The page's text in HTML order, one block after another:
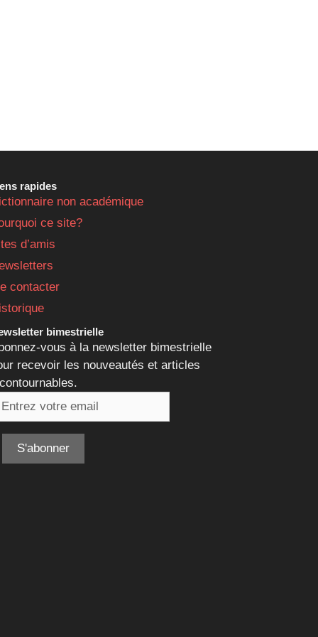
rapides
non académique
ce site?
d’amis
contacter
bimestrielle
vous à la newsletter bimestrielle
recevoir les nouveautés et articles